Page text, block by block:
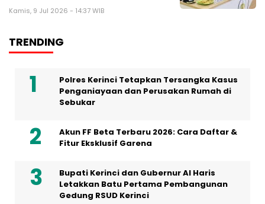
Kamis, 9 Jul 2026 - 14:37 WIB
TRENDING
Polres Kerinci Tetapkan Tersangka Kasus
Penganiayaan dan Perusakan Rumah di
Sebukar
Akun FF Beta Terbaru 2026: Cara Daftar &
Fitur Eksklusif Garena
Bupati Kerinci dan Gubernur Al Haris
Letakkan Batu Pertama Pembangunan
Gedung RSUD Kerinci